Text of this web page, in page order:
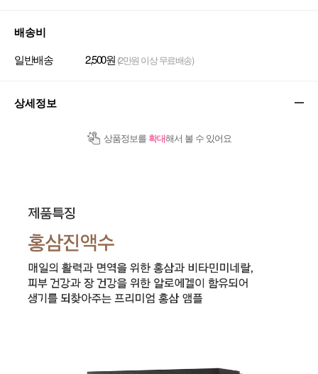
배송비
일반배송 2,500원 (2만원 이상 무료배송)
상세정보
상품정보를 확대해서 볼 수 있어요